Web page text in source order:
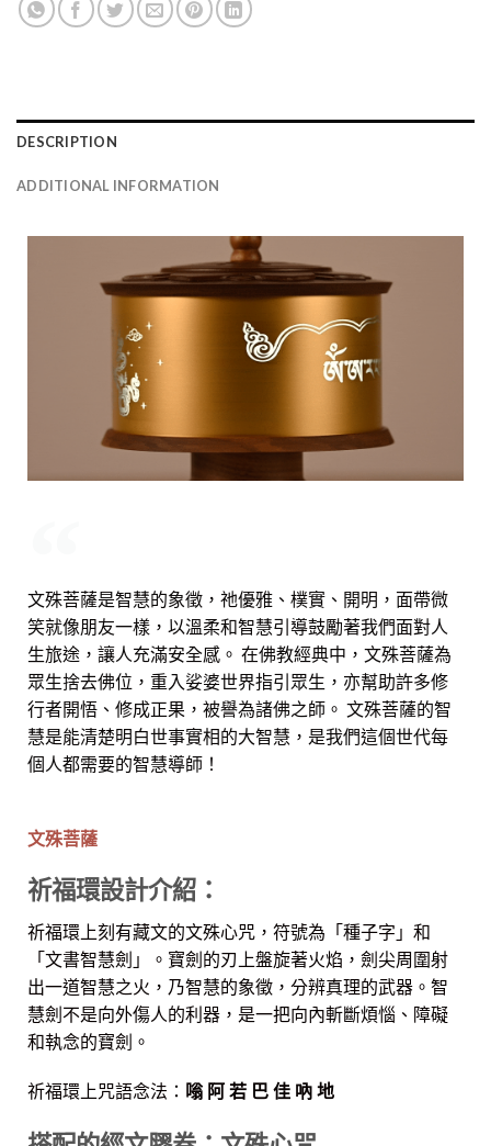
DESCRIPTION
ADDITIONAL INFORMATION
文殊菩薩是智慧的象徵，祂優雅、樸實、開明，面帶微
笑就像朋友一樣，以溫柔和智慧引導鼓勵著我們面對人
生旅途，讓人充滿安全感。 在佛教經典中，文殊菩薩為
眾生捨去佛位，重入娑婆世界指引眾生，亦幫助許多修
行者開悟、修成正果，被譽為諸佛之師。 文殊菩薩的智
慧是能清楚明白世事實相的大智慧，是我們這個世代每
個人都需要的智慧導師！
文殊菩薩
祈福環設計介紹：
祈福環上刻有藏文的文殊心咒，符號為「種子字」和
「文書智慧劍」。寶劍的刃上盤旋著火焰，劍尖周圍射
出一道智慧之火，乃智慧的象徵，分辨真理的武器。智
慧劍不是向外傷人的利器，是一把向內斬斷煩惱、障礙
和執念的寶劍。
祈福環上咒語念法： 嗡 阿 若 巴 佳 吶 地